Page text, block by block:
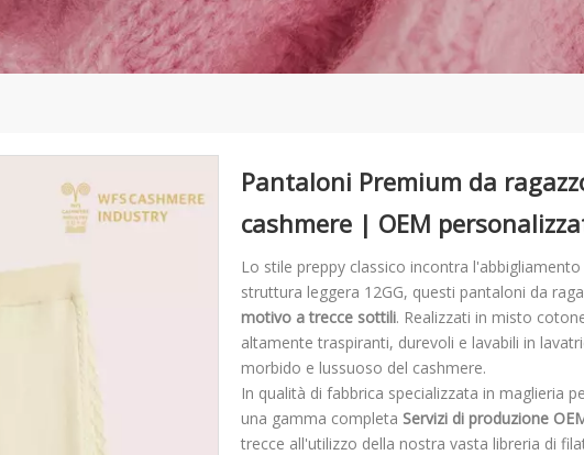
Pantaloni Premium da
cashmere | OEM
Lo stile preppy classico incontra
struttura leggera 12GG, questi pantaloni da
motivo a trecce sottili. Realizzati in misto
altamente traspiranti, durevoli e lavabili in
morbido e lussuoso del cashmere.
In qualità di fabbrica specializzata in maglieria
una gamma completa Servizi di produzione
trecce all'utilizzo della nostra vasta libreria di